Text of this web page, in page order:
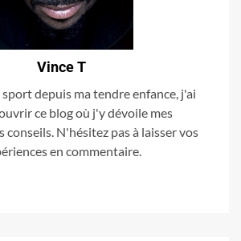
Vince T
sport depuis ma tendre enfance, j'ai
ce blog où j'y dévoile mes
conseils. N'hésitez pas à laisser vos
en commentaire.